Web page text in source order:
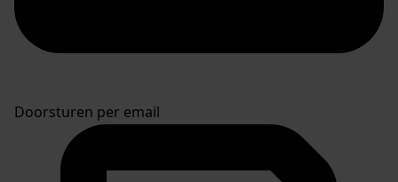
Doorsturen per email